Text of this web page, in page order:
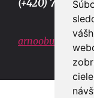
(+420) 773 667